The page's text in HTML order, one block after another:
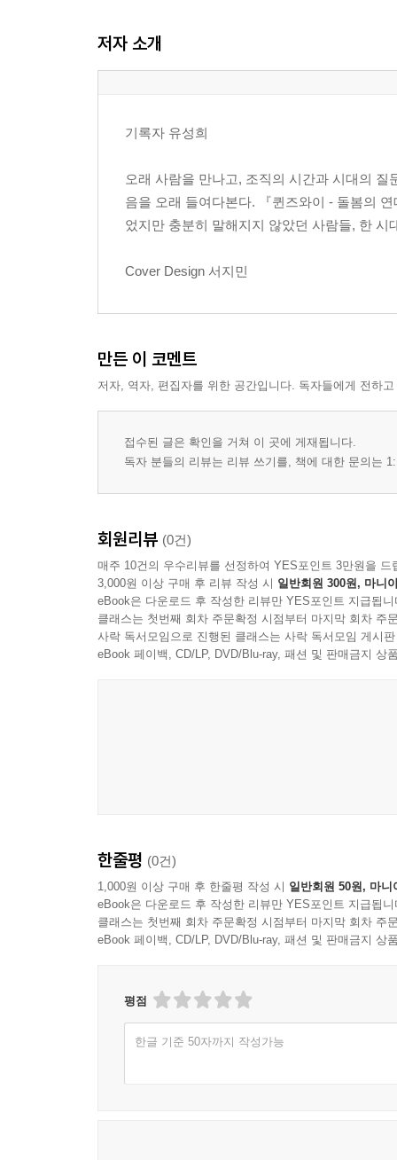
2. 평양으로 가는 길, 다시 감옥으로 가는 길
3. 성동구치소, 사람을 다시 배우는 곳
I. 하고 싶었던 일, 맡겨진 일
III. 목요일의 자리와 어머니들
IV. 시와 노래, 그리고 돈주머니
V. 명동성당의 하루 감옥
VII. 아이를 이해하려다, 다른 아이들을 만나다
3부 : 공동체를 살리는 일
화요일 낮 12시, 명동
I. 경복궁역 4시: ‘운동’이라는 단어가 들린 밤
II. 첫 회의와 첫 역할: 감추지 않는 방식, 작게도 대
III. 부천으로: 왕복 네 시간, 관계가 먼저 움직이는
VI. 명동의 화요일: ‘불의 날’은 목요시위의 다른 이
VII. 새벽 4시의 메일: 재구조화와 ‘지원’이라는 노동
VIII. 공동체를 산다는 것
Epilogue 아직 끝나지 않은 청년에게
곁에 남은 사람들 – 첫 사람을 지나며
사람을 아는 일, 사람을 남기는 일
저자 소개
기록자 유성희
오래 사람을 만나고, 조직의 시간과 시대의
음을 오래 들여다본다. 『퀸즈와이 - 돌봄의
었지만 충분히 말해지지 않았던 사람들, 한
Cover Design 서지민
만든 이 코멘트
저자, 역자, 편집자를 위한 공간입니다. 독자들에게 전하
접수된 글은 확인을 거쳐 이 곳에 게재됩니다.
독자 분들의 리뷰는 리뷰 쓰기를, 책에 대한 문의는
회원리뷰 (0건)
매주 10건의 우수리뷰를 선정하여 YES포인트 3만원을 드
3,000원 이상 구매 후 리뷰 작성 시 일반회원 300원, 마니
eBook은 다운로드 후 작성한 리뷰만 YES포인트 지급됩니
클래스는 첫번째 회차 주문확정 시점부터 마지막 회차 주
사락 독서모임으로 진행된 클래스는 사락 독서모임 게시
eBook 페이백, CD/LP, DVD/Blu-ray, 패션 및 판매금지 상
한줄평 (0건)
1,000원 이상 구매 후 한줄평 작성 시 일반회원 50원, 마니
eBook은 다운로드 후 작성한 리뷰만 YES포인트 지급됩니
클래스는 첫번째 회차 주문확정 시점부터 마지막 회차 주
eBook 페이백, CD/LP, DVD/Blu-ray, 패션 및 판매금지 상
평점
한글 기준 50자까지 작성가능